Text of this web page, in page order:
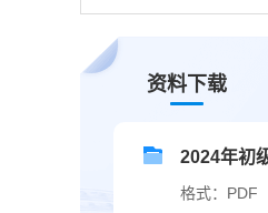
资料下载
2024年初
格式：PDF